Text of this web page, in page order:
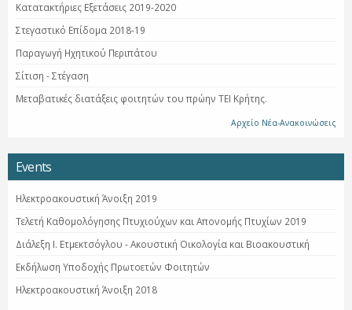
Κατατακτήριες Εξετάσεις 2019-2020
Στεγαστικό Επίδομα 2018-19
Παραγωγή Ηχητικού Περιπάτου
Σίτιση - Στέγαση
Μεταβατικές διατάξεις φοιτητών του πρώην ΤΕΙ Κρήτης.
Αρχείο Νέα-Ανακοινώσεις
Events
Ηλεκτροακουστική Άνοιξη 2019
Τελετή Καθομολόγησης Πτυχιούχων και Απονομής Πτυχίων 2019
Διάλεξη Ι. Ετμεκτσόγλου - Ακουστική Οικολογία και Βιοακουστική
Εκδήλωση Υποδοχής Πρωτοετών Φοιτητών
Ηλεκτροακουστική Άνοιξη 2018